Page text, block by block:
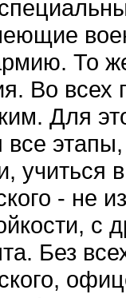
То
Во всех
Для
- не
с
Без